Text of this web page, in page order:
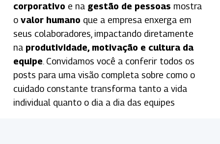
corporativo e na gestão de pessoas mostra
o valor humano que a empresa enxerga em
seus colaboradores, impactando diretamente
na produtividade, motivação e cultura da
equipe. Convidamos você a conferir todos os
posts para uma visão completa sobre como o
cuidado constante transforma tanto a vida
individual quanto o dia a dia das equipes